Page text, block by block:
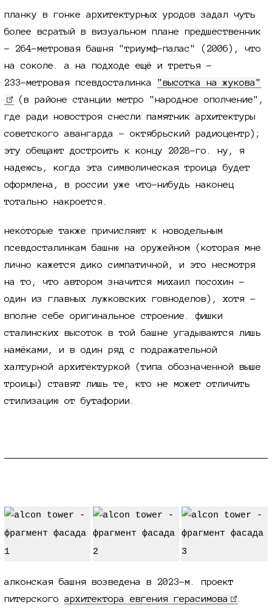
планку в гонке архитектурных уродов задал чуть
более всратый в визуальном плане предшественник
- 264-метровая башня "триумф-палас" (2006), что
на соколе. а на подходе ещё и третья -
233-метровая псевдосталинка "высотка на жукова"
(в районе станции метро "народное ополчение",
где ради новостроя снесли памятник архитектуры
советского авангарда - октябрьский радиоцентр);
эту обещают достроить к концу 2028-го.
ну, я
надеюсь, когда эта символическая троица будет
оформлена, в россии уже что-нибудь наконец
тотально накроется.
некоторые также причисляют к новодельным
псевдосталинкам башню на оружейном (которая мне
лично кажется дико симпатичной, и это несмотря
на то, что автором значится михаил посохин -
один из главных лужковских говноделов), хотя -
вполне себе оригинальное строение. фишки
сталинских высоток в той башне угадываются лишь
намёками, и в один ряд с подражательной
халтурной архитектуркой (типа обозначенной выше
троицы) ставят лишь те, кто не может отличить
стилизацию от бутафории.
алконская башня возведена в 2023-м.
проект
питерскогоархитектора евгения герасимова
.